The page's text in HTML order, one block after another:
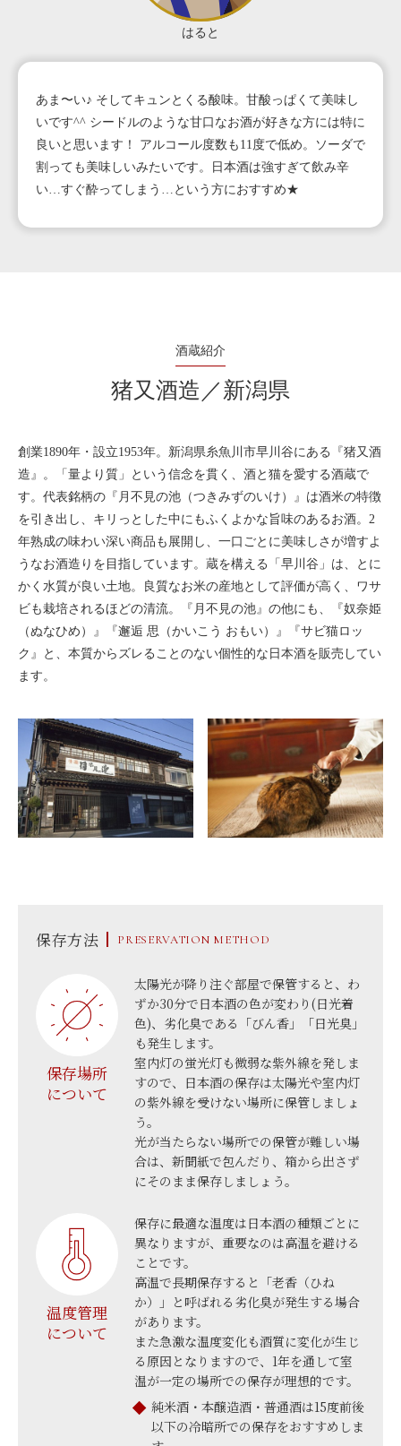
はると
あま〜い♪ そしてキュンとくる酸味。甘酸っぱくて美味し
いです^^ シードルのような甘口なお酒が好きな方には特に
良いと思います！ アルコール度数も11度で低め。ソーダで
割っても美味しいみたいです。日本酒は強すぎて飲み辛
い…すぐ酔ってしまう…という方におすすめ★
酒蔵紹介
猪又酒造／新潟県
創業1890年・設立1953年。新潟県糸魚川市早川谷にある『猪又酒
造』。「量より質」という信念を貫く、酒と猫を愛する酒蔵で
す。代表銘柄の『月不見の池（つきみずのいけ）』は酒米の特徴
を引き出し、キリっとした中にもふくよかな旨味のあるお酒。2
年熟成の味わい深い商品も展開し、一口ごとに美味しさが増すよ
うなお酒造りを目指しています。蔵を構える「早川谷」は、とに
かく水質が良い土地。良質なお米の産地として評価が高く、ワサ
ビも栽培されるほどの清流。『月不見の池』の他にも、『奴奈姫
（ぬなひめ）』『邂逅 思（かいこう おもい）』『サビ猫ロッ
ク』と、本質からズレることのない個性的な日本酒を販売してい
ます。
保存方法 PRESERVATION METHOD
保存場所
について
太陽光が降り注ぐ部屋で保管すると、わ
ずか30分で日本酒の色が変わり(日光着
色)、劣化臭である「びん香」「日光臭」
も発生します。
室内灯の蛍光灯も微弱な紫外線を発しま
すので、日本酒の保存は太陽光や室内灯
の紫外線を受けない場所に保管しましょ
う。
光が当たらない場所での保管が難しい場
合は、新聞紙で包んだり、箱から出さず
にそのまま保存しましょう。
温度管理
について
保存に最適な温度は日本酒の種類ごとに
異なりますが、重要なのは高温を避ける
ことです。
高温で長期保存すると「老香（ひね
か）」と呼ばれる劣化臭が発生する場合
があります。
また急激な温度変化も酒質に変化が生じ
る原因となりますので、1年を通して室
温が一定の場所での保存が理想的です。
純米酒・本醸造酒・普通酒は15度前後
以下の冷暗所での保存をおすすめしま